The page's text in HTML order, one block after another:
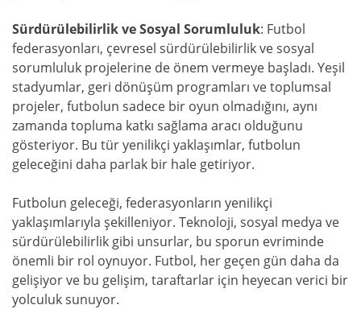
Sürdürülebilirlik ve Sosyal Sorumluluk: Futbol
federasyonları, çevresel sürdürülebilirlik ve sosyal
sorumluluk projelerine de önem vermeye başladı. Yeşil
stadyumlar, geri dönüşüm programları ve toplumsal
projeler, futbolun sadece bir oyun olmadığını, aynı
zamanda topluma katkı sağlama aracı olduğunu
gösteriyor. Bu tür yenilikçi yaklaşımlar, futbolun
geleceğini daha parlak bir hale getiriyor.
Futbolun geleceği, federasyonların yenilikçi
yaklaşımlarıyla şekilleniyor. Teknoloji, sosyal medya ve
sürdürülebilirlik gibi unsurlar, bu sporun evriminde
önemli bir rol oynuyor. Futbol, her geçen gün daha da
gelişiyor ve bu gelişim, taraftarlar için heyecan verici bir
yolculuk sunuyor.